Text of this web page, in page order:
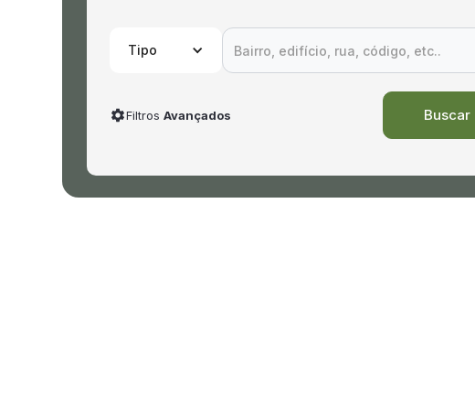
Tipo
Filtros Avançados